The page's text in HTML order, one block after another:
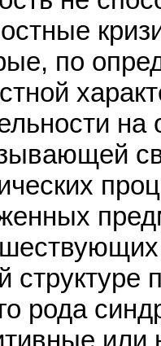
по
на
структуре
рода
или